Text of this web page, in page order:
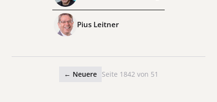
Pius Leitner
← Neuere Seite 1842 von 51